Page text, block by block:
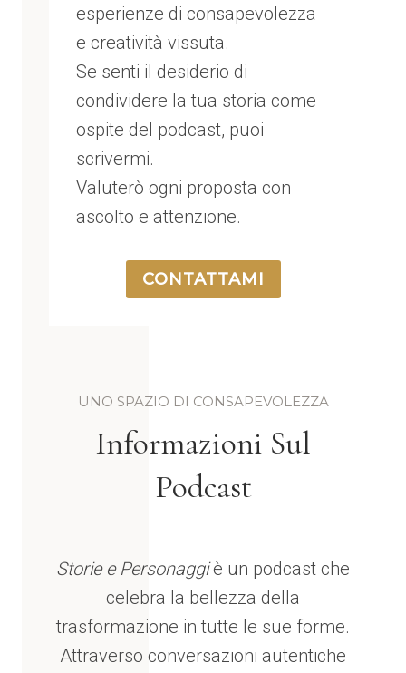
esperienze di consapevolezza
e creatività vissuta.
Se senti il desiderio di
condividere la tua storia come
ospite del podcast, puoi
scrivermi.
Valuterò ogni proposta con
ascolto e attenzione.
CONTATTAMI
UNO SPAZIO DI CONSAPEVOLEZZA
Informazioni Sul
Podcast
Storie e Personaggiè un podcast che
celebra la bellezza della
trasformazione in tutte le sue forme.
Attraverso conversazioni autentiche